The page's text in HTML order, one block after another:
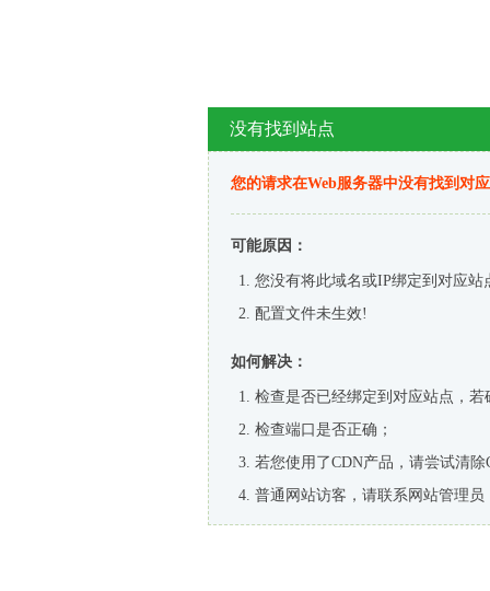
没有找到站点
您的请求在Web服务器中没有找到对
可能原因：
您没有将此域名或IP绑定到对应站
配置文件未生效!
如何解决：
检查是否已经绑定到对应站点，
检查端口是否正确；
若您使用了CDN产品，请尝试清除
普通网站访客，请联系网站管理员